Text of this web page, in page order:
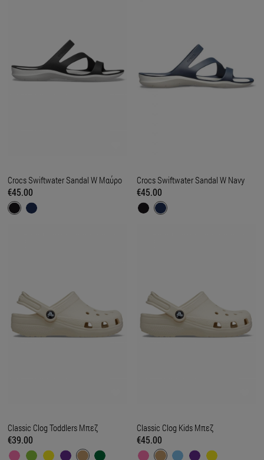
Crocs Swiftwater Sandal W Μαύρο
€45.00
Crocs Swiftwater Sandal W Navy
€45.00
Classic Clog Toddlers Μπεζ
€39.00
Classic Clog Kids Μπεζ
€45.00